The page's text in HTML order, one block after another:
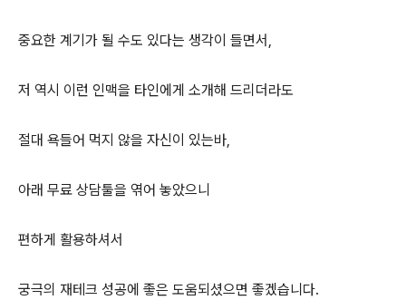
중요한 계기가 될 수도 있다는 생각이 들면서,
저 역시 이런 인맥을 타인에게 소개해 드리더라도
절대 욕들어 먹지 않을 자신이 있는바,
아래 무료 상담툴을 엮어 놓았으니
편하게 활용하셔서
궁극의 재테크 성공에 좋은 도움되셨으면 좋겠습니다.